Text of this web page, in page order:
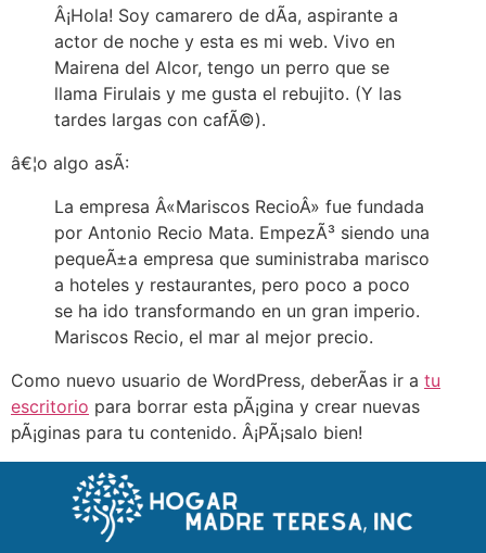
Â¡Hola! Soy camarero de dÃ­a, aspirante a
actor de noche y esta es mi web. Vivo en
Mairena del Alcor, tengo un perro que se
llama Firulais y me gusta el rebujito. (Y las
tardes largas con cafÃ©).
â€¦o algo asÃ­:
La empresa Â«Mariscos RecioÂ» fue fundada
por Antonio Recio Mata. EmpezÃ³ siendo una
pequeÃ±a empresa que suministraba marisco
a hoteles y restaurantes, pero poco a poco
se ha ido transformando en un gran imperio.
Mariscos Recio, el mar al mejor precio.
Como nuevo usuario de WordPress, deberÃ­as ir a tu
escritorio para borrar esta pÃ¡gina y crear nuevas
pÃ¡ginas para tu contenido. Â¡PÃ¡salo bien!